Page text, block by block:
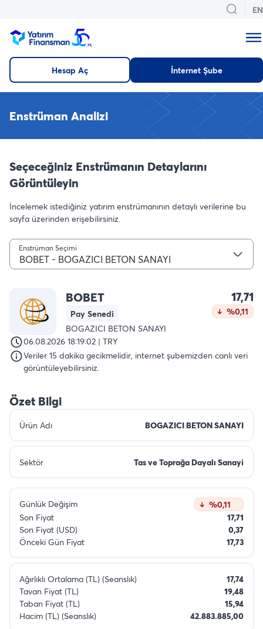
EN
Hesap Aç İnternet Şube
Enstrüman Analizi
Seçeceğiniz Enstrümanın Detaylarını
Görüntüleyin
İncelemek istediğiniz yatırım enstrümanının detaylı verilerine bu
sayfa üzerinden erişebilirsiniz.
Enstrüman Seçimi
BOBET - BOGAZICI BETON SANAYI
BOBET
Pay Senedi
BOGAZICI BETON SANAYI
17,71
%0,11
06.08.2026 18:19:02 | TRY
Veriler 15 dakika gecikmelidir, internet şubemizden canlı veri
görüntüleyebilirsiniz.
Özet Bilgi
Ürün Adı BOGAZICI BETON SANAYI
Sektör Tas ve Toprağa Dayalı Sanayi
Günlük Değişim
%0,11
Son Fiyat
17,71
Son Fiyat (USD)
0,37
Önceki Gün Fiyat
17,73
Ağırlıklı Ortalama (TL) (Seanslık)
17,74
Tavan Fiyat (TL)
19,48
Taban Fiyat (TL)
15,94
Hacim (TL) (Seanslık)
42.883.885,00